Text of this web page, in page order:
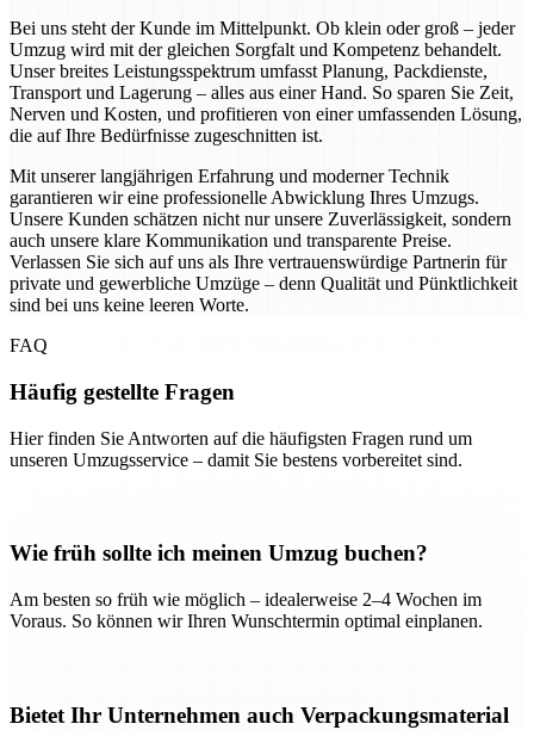
Bei uns steht der Kunde im Mittelpunkt. Ob klein oder groß – jeder
Umzug wird mit der gleichen Sorgfalt und Kompetenz behandelt.
Unser breites Leistungsspektrum umfasst Planung, Packdienste,
Transport und Lagerung – alles aus einer Hand. So sparen Sie Zeit,
Nerven und Kosten, und profitieren von einer umfassenden Lösung,
die auf Ihre Bedürfnisse zugeschnitten ist.
Mit unserer langjährigen Erfahrung und moderner Technik
garantieren wir eine professionelle Abwicklung Ihres Umzugs.
Unsere Kunden schätzen nicht nur unsere Zuverlässigkeit, sondern
auch unsere klare Kommunikation und transparente Preise.
Verlassen Sie sich auf uns als Ihre vertrauenswürdige Partnerin für
private und gewerbliche Umzüge – denn Qualität und Pünktlichkeit
sind bei uns keine leeren Worte.
FAQ
Häufig gestellte Fragen
Hier finden Sie Antworten auf die häufigsten Fragen rund um
unseren Umzugsservice – damit Sie bestens vorbereitet sind.
Wie früh sollte ich meinen Umzug buchen?
Am besten so früh wie möglich – idealerweise 2–4 Wochen im
Voraus. So können wir Ihren Wunschtermin optimal einplanen.
Bietet Ihr Unternehmen auch Verpackungsmaterial